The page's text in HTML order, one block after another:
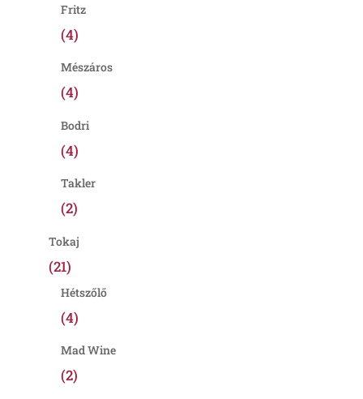
Fritz
(4)
Mészáros
(4)
Bodri
(4)
Takler
(2)
Tokaj
(21)
Hétszőlő
(4)
Mad Wine
(2)